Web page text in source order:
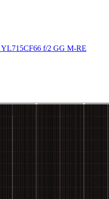
YL715CF66 f/2 GG M-RE